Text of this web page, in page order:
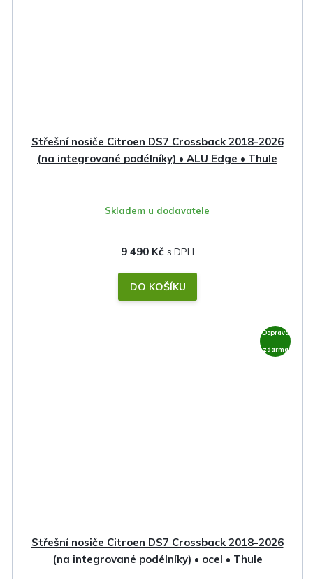
Střešní nosiče Citroen DS7 Crossback 2018-2026
(na integrované podélníky) • ALU Edge • Thule
Skladem u dodavatele
9 490 Kč
DO KOŠÍKU
Doprava
zdarma
Střešní nosiče Citroen DS7 Crossback 2018-2026
(na integrované podélníky) • ocel • Thule